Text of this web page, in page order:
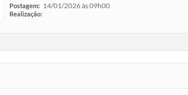
Postagem: 14/01/2026 às 09h00
Realização: